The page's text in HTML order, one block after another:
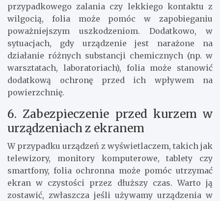
przypadkowego zalania czy lekkiego kontaktu z
wilgocią, folia może pomóc w zapobieganiu
poważniejszym uszkodzeniom. Dodatkowo, w
sytuacjach, gdy urządzenie jest narażone na
działanie różnych substancji chemicznych (np. w
warsztatach, laboratoriach), folia może stanowić
dodatkową ochronę przed ich wpływem na
powierzchnię.
6. Zabezpieczenie przed kurzem w
urządzeniach z ekranem
W przypadku urządzeń z wyświetlaczem, takich jak
telewizory, monitory komputerowe, tablety czy
smartfony, folia ochronna może pomóc utrzymać
ekran w czystości przez dłuższy czas. Warto ją
zostawić, zwłaszcza jeśli używamy urządzenia w